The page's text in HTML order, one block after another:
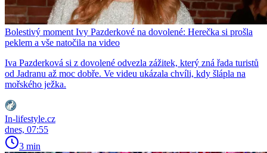
Bolestivý moment Ivy Pazderkové na dovolené: Herečka si prošla
peklem a vše natočila na video
Iva Pazderková si z dovolené odvezla zážitek, který zná řada turistů
od Jadranu až moc dobře. Ve videu ukázala chvíli, kdy šlápla na
mořského ježka.
In-lifestyle.cz
dnes, 07:55
3 min